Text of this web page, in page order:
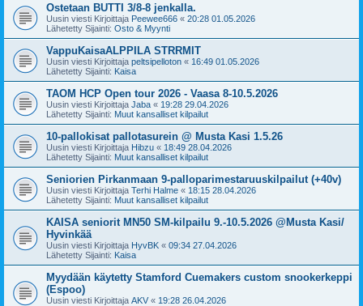
Ostetaan BUTTI 3/8-8 jenkalla.
Uusin viesti Kirjoittaja Peewee666 « 20:28 01.05.2026
Lähetetty Sijainti: Osto & Myynti
VappuKaisaALPPILA STRRMIT
Uusin viesti Kirjoittaja peltsipelloton « 16:49 01.05.2026
Lähetetty Sijainti: Kaisa
TAOM HCP Open tour 2026 - Vaasa 8-10.5.2026
Uusin viesti Kirjoittaja Jaba « 19:28 29.04.2026
Lähetetty Sijainti: Muut kansalliset kilpailut
10-pallokisat pallotasurein @ Musta Kasi 1.5.26
Uusin viesti Kirjoittaja Hibzu « 18:49 28.04.2026
Lähetetty Sijainti: Muut kansalliset kilpailut
Seniorien Pirkanmaan 9-palloparimestaruuskilpailut (+40v)
Uusin viesti Kirjoittaja Terhi Halme « 18:15 28.04.2026
Lähetetty Sijainti: Muut kansalliset kilpailut
KAISA seniorit MN50 SM-kilpailu 9.-10.5.2026 @Musta Kasi/
Hyvinkää
Uusin viesti Kirjoittaja HyvBK « 09:34 27.04.2026
Lähetetty Sijainti: Kaisa
Myydään käytetty Stamford Cuemakers custom snookerkeppi
(Espoo)
Uusin viesti Kirjoittaja AKV « 19:28 26.04.2026